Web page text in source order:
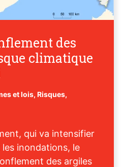
des
climatique
et lois, Risques,
qui va intensifier
les inondations, le
des argiles